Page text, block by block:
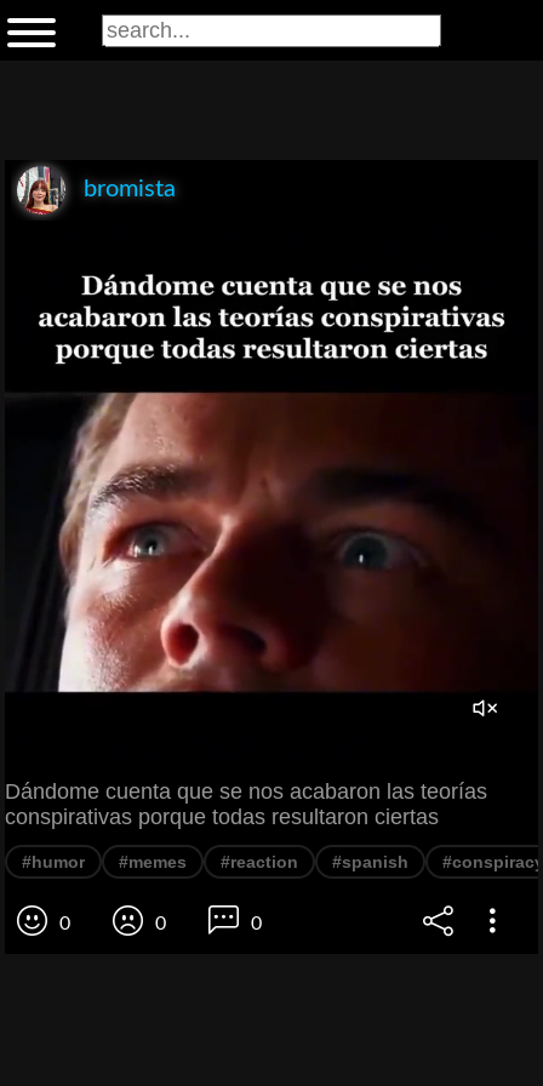
bromista
Dándome cuenta que se nos acabaron las teorías
conspirativas porque todas resultaron ciertas
#humor #memes #reaction #spanish
0 0 0